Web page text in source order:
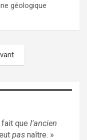
géologique
que l'ancien
pasnaître. »